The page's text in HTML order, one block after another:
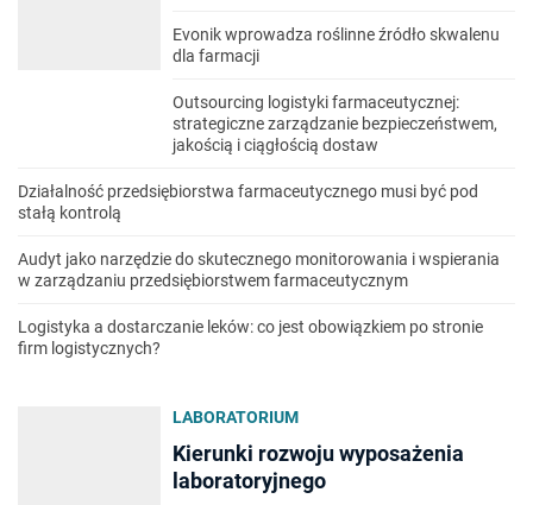
Evonik wprowadza roślinne źródło skwalenu
dla farmacji
Outsourcing logistyki farmaceutycznej:
strategiczne zarządzanie bezpieczeństwem,
jakością i ciągłością dostaw
Działalność przedsiębiorstwa farmaceutycznego musi być pod
stałą kontrolą
Audyt jako narzędzie do skutecznego monitorowania i wspierania
w zarządzaniu przedsiębiorstwem farmaceutycznym
Logistyka a dostarczanie leków: co jest obowiązkiem po stronie
firm logistycznych?
LABORATORIUM
Kierunki rozwoju wyposażenia
laboratoryjnego